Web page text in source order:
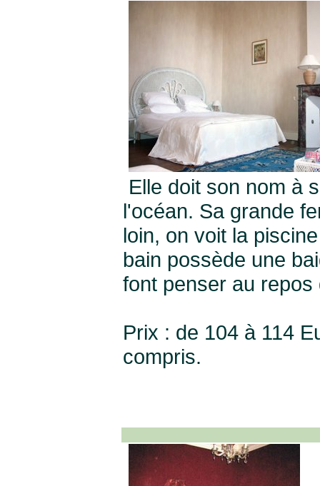
Elle doit son nom à
l'océan. Sa grande
loin, on voit la
bain possède une
font penser au repos
Prix : de 104 à 114
compris.